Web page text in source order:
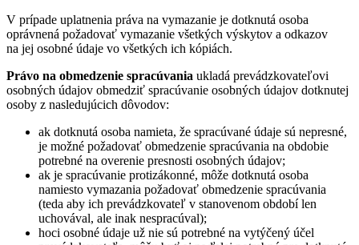
V prípade uplatnenia práva na vymazanie je dotknutá osoba
oprávnená požadovať vymazanie všetkých výskytov a odkazov
na jej osobné údaje vo všetkých ich kópiách.
Právo na obmedzenie spracúvania ukladá prevádzkovateľovi
osobných údajov obmedziť spracúvanie osobných údajov dotknutej
osoby z nasledujúcich dôvodov:
ak dotknutá osoba namieta, že spracúvané údaje sú nepresné,
je možné požadovať obmedzenie spracúvania na obdobie
potrebné na overenie presnosti osobných údajov;
ak je spracúvanie protizákonné, môže dotknutá osoba
namiesto vymazania požadovať obmedzenie spracúvania
(teda aby ich prevádzkovateľ v stanovenom období len
uchovával, ale inak nespracúval);
hoci osobné údaje už nie sú potrebné na vytýčený účel